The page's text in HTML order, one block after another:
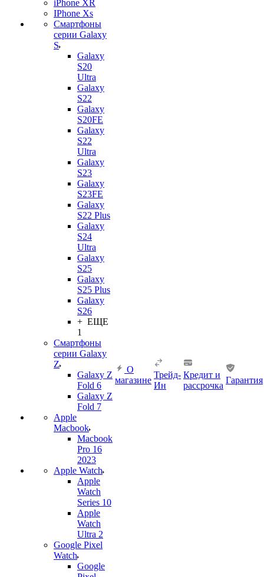
iPhone XR
IPhone Xs
Смартфоны
серии Galaxy
S
Galaxy
S20
Ultra
Galaxy
S22
Galaxy
S20FE
Galaxy
S22
Ultra
Galaxy
S23
Galaxy
S23FE
Galaxy
S22 Plus
Galaxy
S24
Ultra
Galaxy
S25
Galaxy
S25 Plus
Galaxy
S26
+ ЕЩЕ
1
Смартфоны
серии Galaxy
Z
Galaxy Z
Fold 6
Galaxy Z
Fold 7
Apple
Macbook
Macbook
Pro 16
2023
Apple Watch
Apple
Watch
Series 10
Apple
Watch
Ultra 2
Google Pixel
Watch
Google
О
магазине
Трейд-
Ин
Кредит и
рассрочка
Гарантия